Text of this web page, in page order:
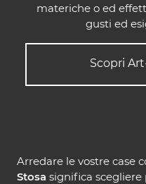
materiche o ed
gusti ed
Scopri
Arredare le vostre case
Stosa significa